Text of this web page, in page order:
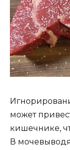
может
кишечнике,
В